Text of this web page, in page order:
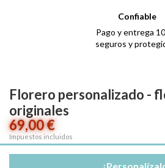
Confiable
Pago y entrega
seguros y
Florero personalizado -
originales
69,00 €
Impuestos incluidos